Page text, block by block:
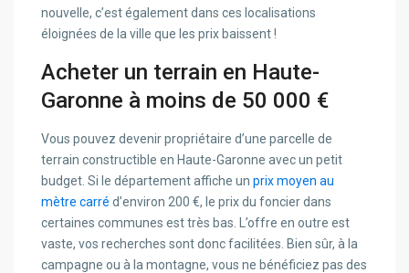
nouvelle, c’est également dans ces localisations
éloignées de la ville que les prix baissent !
Acheter un terrain en Haute-
Garonne à moins de 50 000 €
Vous pouvez devenir propriétaire d’une parcelle de
terrain constructible en Haute-Garonne avec un petit
budget. Si le département affiche unprix moyen au
mètre carré d’environ 200 €, le prix du foncier dans
certaines communes est très bas. L’offre en outre est
vaste, vos recherches sont donc facilitées. Bien sûr, à la
campagne ou à la montagne, vous ne bénéficiez pas des